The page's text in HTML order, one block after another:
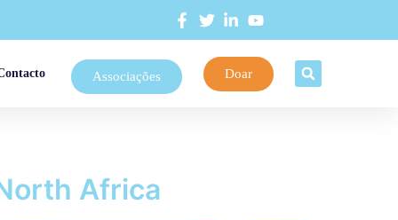
Associações Doar
Africa